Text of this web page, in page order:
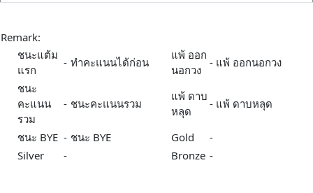
Remark:
ชนะแต้ม
แรก
- ทำคะแนนได้ก่อน
แพ้ ออก
นอกวง
- แพ้ ออกนอกวง
ชนะ
คะแนน
รวม
- ชนะคะแนนรวม
แพ้ ดาบ
หลุด
- แพ้ ดาบหลุด
ชนะ BYE - ชนะ BYE Gold
-
Silver
- Bronze -